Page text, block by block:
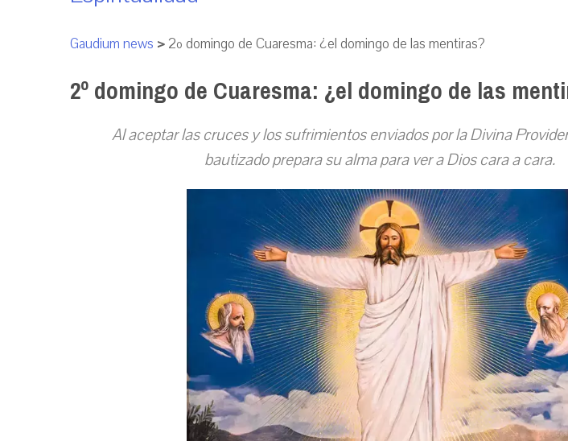
Gaudium news > 2º domingo de Cuaresma: ¿el domingo de las mentiras?
2º domingo de Cuaresma: ¿el domingo de las
Al aceptar las cruces y los sufrimientos enviados por la Divina
bautizado prepara su alma para ver a Dios cara a cara.